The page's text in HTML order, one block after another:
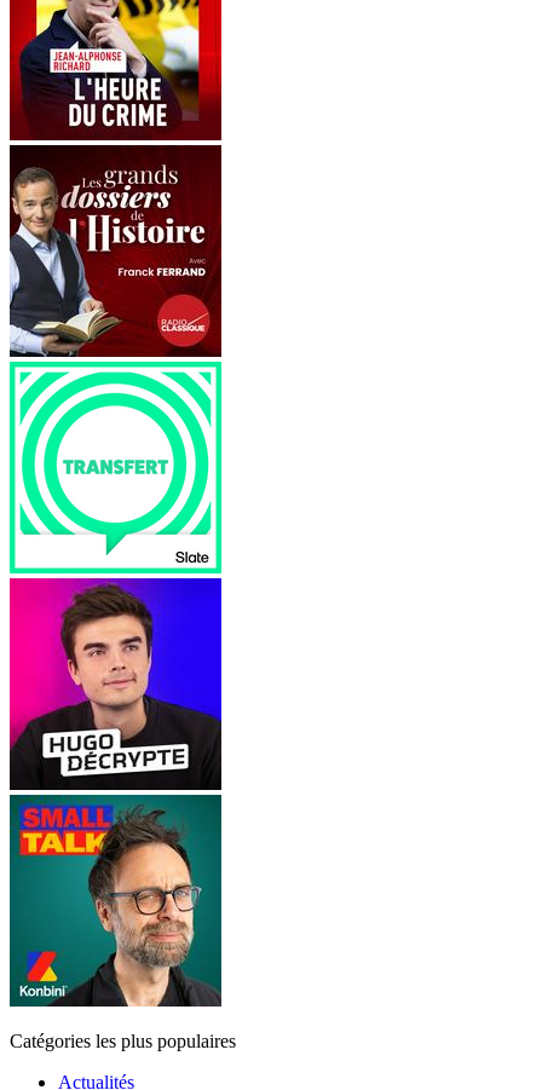
Catégories les plus populaires
Actualités